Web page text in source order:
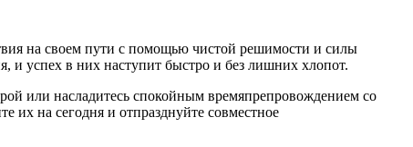
на своем пути с помощью чистой решимости и силы
и успех в них наступит быстро и без лишних хлопот.
или насладитесь спокойным времяпрепровождением со
их на сегодня и отпразднуйте совместное